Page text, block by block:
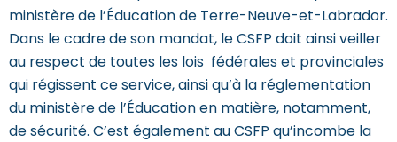
ministère de l’Éducation de Terre-Neuve-et-Labrador.
Dans le cadre de son mandat, le CSFP doit ainsi veiller
au respect de toutes les lois fédérales et provinciales
qui régissent ce service, ainsi qu’à la réglementation
du ministère de l’Éducation en matière, notamment,
de sécurité. C’est également au CSFP qu’incombe la